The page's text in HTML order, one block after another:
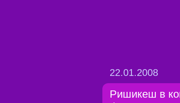
22.01.2008
Ришикеш в